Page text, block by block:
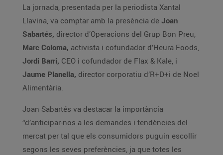
La jornada, presentada per la periodista Xantal
Llavina, va comptar amb la presència de Joan
Sabartés, director d’Operacions del Grup Bon Preu,
Marc Coloma, activista i cofundador d’Heura Foods,
Jordi Barri, CEO i cofundador de Flax & Kale, i
Jaume Planella, director corporatiu d’R+D+i de Noel
Alimentària.
Joan Sabartés va destacar la importància
“d’anticipar-nos a les demandes i tendències del
mercat per tal que els consumidors puguin escollir
segons les seves preferències, ja que totes les